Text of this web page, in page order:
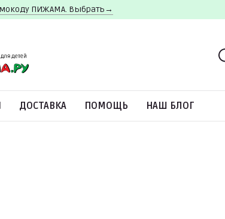
ПИЖАМА. Выбрать→
ДОСТАВКА ПОМОЩЬ НАШ БЛОГ